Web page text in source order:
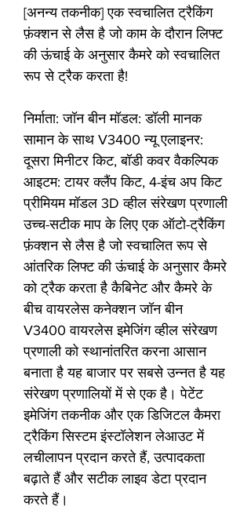
[अनन्य तकनीक] एक स्वचालित ट्रैकिंग
फ़ंक्शन से लैस है जो काम के दौरान लिफ्ट
की ऊंचाई के अनुसार कैमरे को स्वचालित
रूप से ट्रैक करता है!
निर्माता: जॉन बीन मॉडल: डॉली मानक
सामान के साथ V3400 न्यू एलाइनर:
दूसरा मिनीटर किट, बॉडी कवर वैकल्पिक
आइटम: टायर क्लैंप किट, 4-इंच अप किट
प्रीमियम मॉडल 3D व्हील संरेखण प्रणाली
उच्च-सटीक माप के लिए एक ऑटो-ट्रैकिंग
फ़ंक्शन से लैस है जो स्वचालित रूप से
आंतरिक लिफ्ट की ऊंचाई के अनुसार कैमरे
को ट्रैक करता है कैबिनेट और कैमरे के
बीच वायरलेस कनेक्शन जॉन बीन
V3400 वायरलेस इमेजिंग व्हील संरेखण
प्रणाली को स्थानांतरित करना आसान
बनाता है यह बाजार पर सबसे उन्नत है यह
संरेखण प्रणालियों में से एक है। पेटेंट
इमेजिंग तकनीक और एक डिजिटल कैमरा
ट्रैकिंग सिस्टम इंस्टॉलेशन लेआउट में
लचीलापन प्रदान करते हैं, उत्पादकता
बढ़ाते हैं और सटीक लाइव डेटा प्रदान
करते हैं।